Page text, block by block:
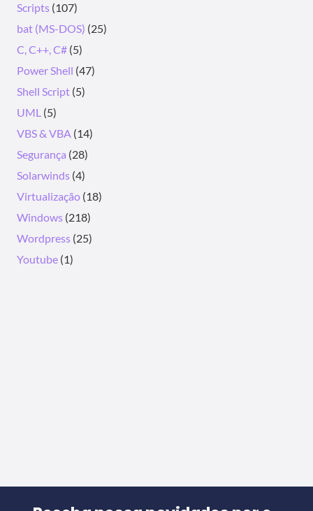
Scripts (107)
bat (MS-DOS) (25)
C, C++, C# (5)
Power Shell (47)
Shell Script (5)
UML (5)
VBS & VBA (14)
Segurança (28)
Solarwinds (4)
Virtualização (18)
Windows (218)
Wordpress (25)
Youtube (1)